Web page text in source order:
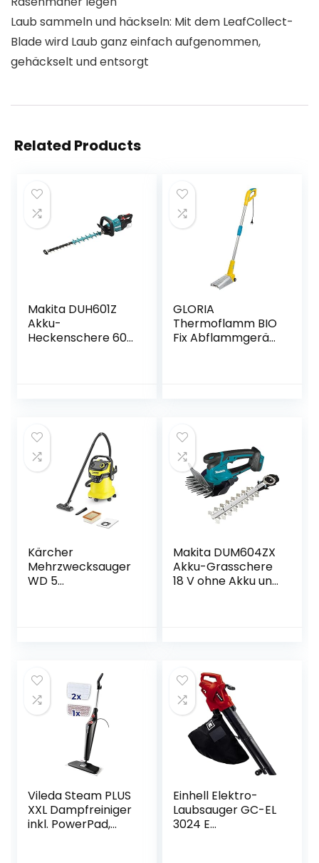
Laub sammeln und häckseln: Mit dem LeafCollect-
Blade wird Laub ganz einfach aufgenommen,
gehäckselt und entsorgt
Related Products
Makita DUH601Z
Akku-
Heckenschere 60
GLORIA
Thermoflamm BIO
Fix Abflammgerät
Arbeitsfläche | Für
den unkrautfreien
Garten und
Gehweg (1100W)
Kärcher
Mehrzwecksauger
WD 5
Filterentnahmetec
hnik, Saugen von
trockenem und
nassem Schmutz
Filterwechsel)
Makita DUM604ZX
Akku-Grasschere
18 V ohne Akku und
Vileda Steam PLUS
XXL Dampfreiniger
inkl. PowerPad,
Einhell Elektro-
Laubsauger GC-EL
3024 E